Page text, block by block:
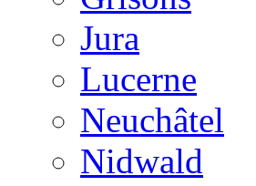
Jura
Lucerne
Neuchâtel
Nidwald